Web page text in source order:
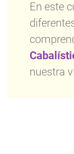
En este
nuestra